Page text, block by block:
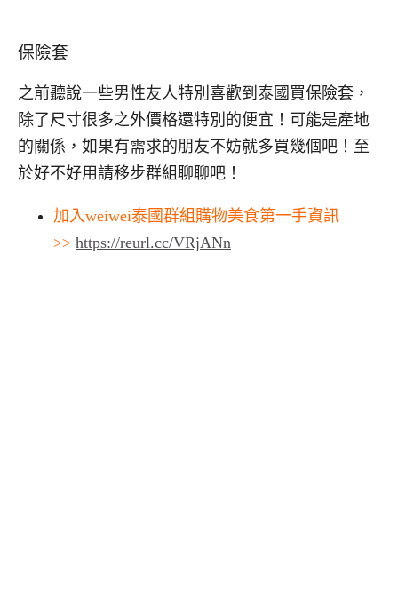
保險套
之前聽說一些男性友人特別喜歡到泰國買保險套，
除了尺寸很多之外價格還特別的便宜！可能是產地
的關係，如果有需求的朋友不妨就多買幾個吧！至
於好不好用請移步群組聊聊吧！
加入weiwei泰國群組購物美食第一手資訊
>> https://reurl.cc/VRjANn